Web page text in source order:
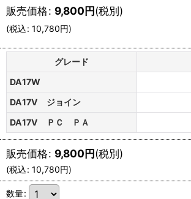
販売価格: 9,800円(税別)
(税込: 10,780円)
グレード
DA17W
DA17V ジョイン
DA17V ＰＣ ＰＡ
販売価格: 9,800円(税別)
(税込: 10,780円)
数量: